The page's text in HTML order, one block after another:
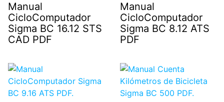
Manual
CicloComputador
Sigma BC 16.12 STS
CAD PDF
Manual
CicloComputador
Sigma BC 8.12 ATS
PDF